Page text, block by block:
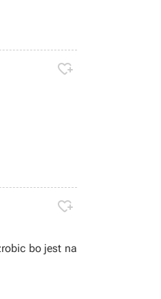


bo jest na